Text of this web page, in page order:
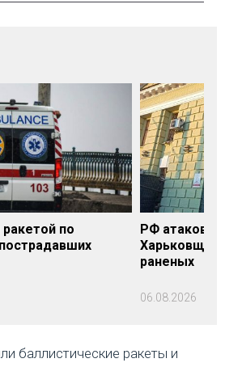
по
РФ
раненых
06.08.2026
баллистические ракеты и